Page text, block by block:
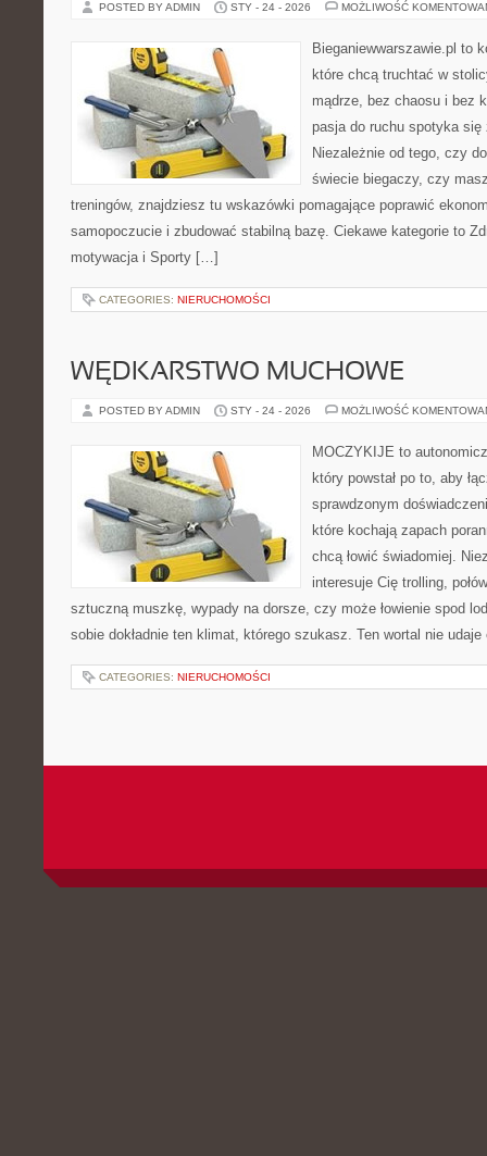
POSTED BY ADMIN STY - 24 - 2026 MOŻLIWOŚĆ
Bieganiewwarszawie.pl to
które chcą truchtać w
mądrze, bez chaosu i bez
pasja do ruchu spotyka
Niezależnie od tego, czy
świecie biegaczy, czy
treningów, znajdziesz tu wskazówki pomagające poprawić
samopoczucie i zbudować stabilną bazę. Ciekawe kategorie to
motywacja i Sporty […]
CATEGORIES: NIERUCHOMOŚCI
WĘDKARSTWO MUCHOWE
POSTED BY ADMIN STY - 24 - 2026 MOŻLIWOŚĆ
MOCZYKIJE to
który powstał po to, aby
sprawdzonym
które kochają zapach
chcą łowić świadomiej.
interesuje Cię trolling,
sztuczną muszkę, wypady na dorsze, czy może łowienie spod
sobie dokładnie ten klimat, którego szukasz. Ten wortal nie
CATEGORIES: NIERUCHOMOŚCI